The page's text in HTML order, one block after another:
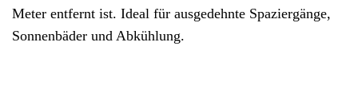
Meter entfernt ist. Ideal für ausgedehnte Spaziergänge,
Sonnenbäder und Abkühlung.